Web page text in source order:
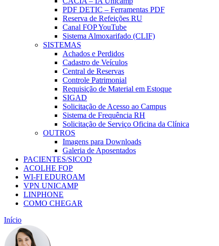
PDF DETIC – Ferramentas PDF
Reserva de Refeições RU
Canal FOP YouTube
Sistema Almoxarifado (CLIF)
SISTEMAS
Achados e Perdidos
Cadastro de Veículos
Central de Reservas
Controle Patrimonial
Requisição de Material em Estoque
SIGAD
Solicitação de Acesso ao Campus
Sistema de Frequência RH
Solicitação de Serviço Oficina da Clínica
OUTROS
Imagens para Downloads
Galeria de Aposentados
PACIENTES/SICOD
ACOLHE FOP
WI-FI EDUROAM
VPN UNICAMP
LINPHONE
COMO CHEGAR
Início